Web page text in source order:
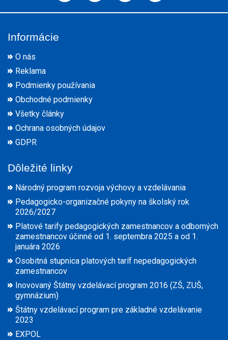
Informácie
O nás
Reklama
Podmienky používania
Obchodné podmienky
Všetky články
Ochrana osobných údajov
GDPR
Dôležité linky
Národný program rozvoja výchovy a vzdelávania
Pedagogicko-organizačné pokyny na školský rok
2026/2027
Platové tarify pedagogických zamestnancov a odborných
zamestnancov účinné od 1. septembra 2025 a od 1.
januára 2026
Osobitná stupnica platových taríf nepedagogických
zamestnancov
Inovovaný Štátny vzdelávací program 2016 (ZŠ, ZUŠ,
gymnázium)
Štátny vzdelávací program pre základné vzdelávanie
2023
EXPOL